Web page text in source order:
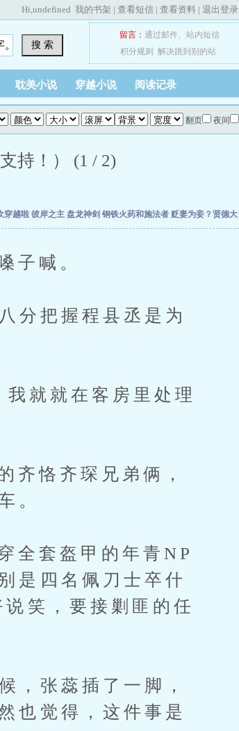
Hi,undefined 我的书架 | 查看短信 | 查看资料 | 退出登录
搜 索
留言： 通过邮件、 站内短信
积分规则
解决跳到别的站
耽美小说 穿越小说 阅读记录
翻页 夜间
持！） (1 / 2)
穿越啦 彼岸之主 盘龙神剑 钢铁火药和施法者 贬妻为妾？贤德大妇她掀桌了
喊。
把握程县丞是为
就在客房里处理
恪齐琛兄弟俩，
。
套盔甲的年青NP
是四名佩刀士卒什
笑，要接剿匪的任
张蕊插了一脚，
也觉得，这件事是